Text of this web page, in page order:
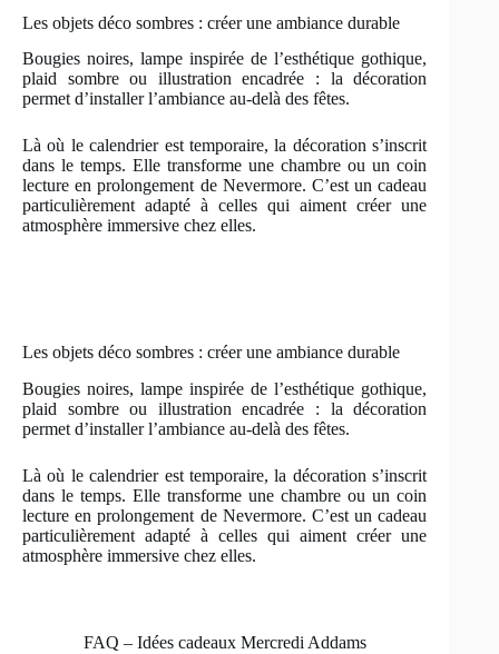
Les objets déco sombres : créer une ambiance durable
Bougies noires, lampe inspirée de l’esthétique gothique,
plaid sombre ou illustration encadrée : la décoration
permet d’installer l’ambiance au-delà des fêtes.
Là où le calendrier est temporaire, la décoration s’inscrit
dans le temps. Elle transforme une chambre ou un coin
lecture en prolongement de Nevermore. C’est un cadeau
particulièrement adapté à celles qui aiment créer une
atmosphère immersive chez elles.
Les objets déco sombres : créer une ambiance durable
Bougies noires, lampe inspirée de l’esthétique gothique,
plaid sombre ou illustration encadrée : la décoration
permet d’installer l’ambiance au-delà des fêtes.
Là où le calendrier est temporaire, la décoration s’inscrit
dans le temps. Elle transforme une chambre ou un coin
lecture en prolongement de Nevermore. C’est un cadeau
particulièrement adapté à celles qui aiment créer une
atmosphère immersive chez elles.
FAQ – Idées cadeaux Mercredi Addams